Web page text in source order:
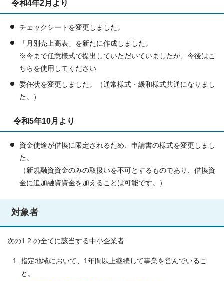
令和4年2月より
チェックシートを変更しました。
「月別売上高表」を新たに作成しました。
※今まで任意様式で提出していただいていましたが、今後はこ
ちらを使用してください
委任状を変更しました。（通常様式・緩和様式共通になりまし
た。）
令和5年10月より
資金使途が借換に限定されるため、申請書の様式を変更しまし
た。
（新規融資資金のみの取扱いを不可とするものであり、借換資
金に追加融資資金を加えることは可能です。）
対象者
次の1.2.の全てに該当する中小企業者
指定地域において、1年間以上継続して事業を営んでいるこ
と。